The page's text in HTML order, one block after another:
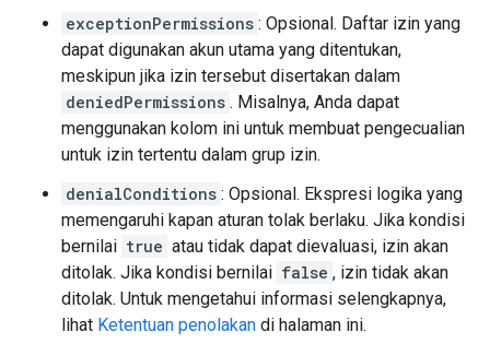
exceptionPermissions : Opsional. Daftar izin yang
dapat digunakan akun utama yang ditentukan,
meskipun jika izin tersebut disertakan dalam
deniedPermissions . Misalnya, Anda dapat
menggunakan kolom ini untuk membuat pengecualian
untuk izin tertentu dalam grup izin.
denialConditions : Opsional. Ekspresi logika yang
memengaruhi kapan aturan tolak berlaku. Jika kondisi
bernilai true atau tidak dapat dievaluasi, izin akan
ditolak. Jika kondisi bernilai false , izin tidak akan
ditolak. Untuk mengetahui informasi selengkapnya,
lihat Ketentuan penolakan di halaman ini.